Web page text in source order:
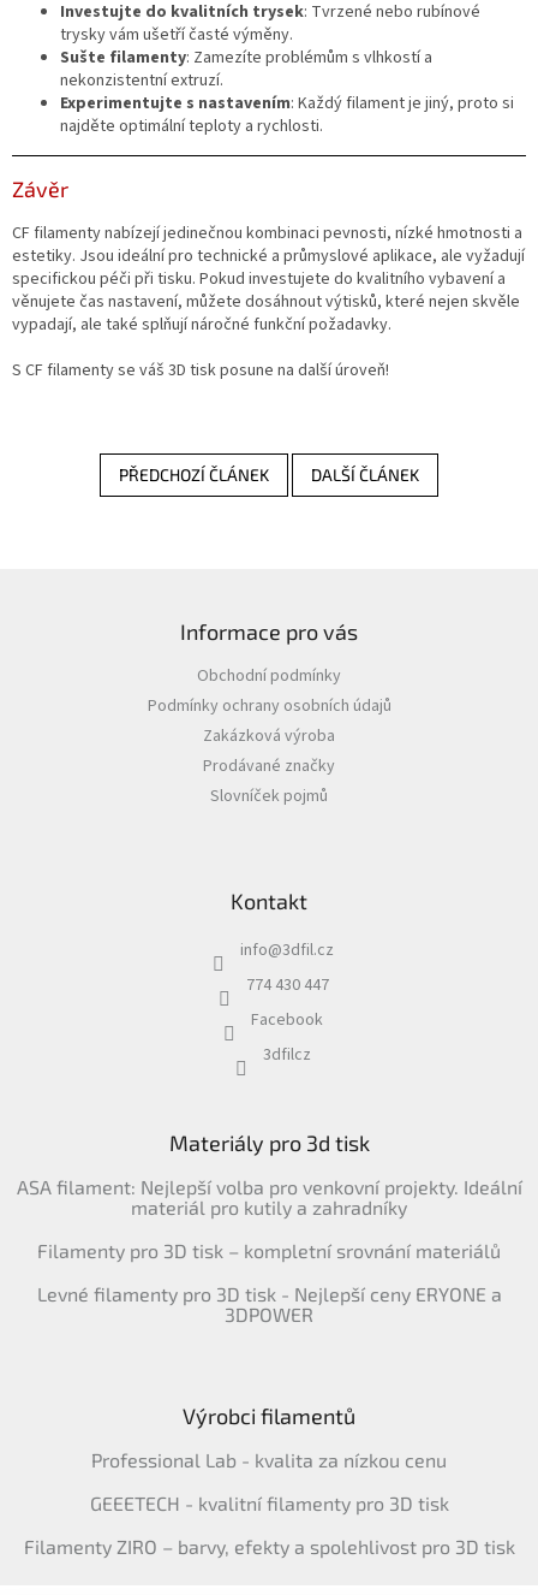
Investujte do kvalitních trysek: Tvrzené nebo rubínové
trysky vám ušetří časté výměny.
Sušte filamenty: Zamezíte problémům s vlhkostí a
nekonzistentní extruzí.
Experimentujte s nastavením: Každý filament je jiný, proto si
najděte optimální teploty a rychlosti.
Závěr
CF filamenty nabízejí jedinečnou kombinaci pevnosti, nízké hmotnosti a
estetiky. Jsou ideální pro technické a průmyslové aplikace, ale vyžadují
specifickou péči při tisku. Pokud investujete do kvalitního vybavení a
věnujete čas nastavení, můžete dosáhnout výtisků, které nejen skvěle
vypadají, ale také splňují náročné funkční požadavky.
S CF filamenty se váš 3D tisk posune na další úroveň!
PŘEDCHOZÍ ČLÁNEK DALŠÍ ČLÁNEK
Informace pro vás
Obchodní podmínky
Podmínky ochrany osobních údajů
Zakázková výroba
Prodávané značky
Slovníček pojmů
Kontakt
info@3dfil.cz
774 430 447
Facebook
3dfilcz
Materiály pro 3d tisk
ASA filament: Nejlepší volba pro venkovní projekty. Ideální
materiál pro kutily a zahradníky
Filamenty pro 3D tisk – kompletní srovnání materiálů
Levné filamenty pro 3D tisk - Nejlepší ceny ERYONE a
3DPOWER
Výrobci filamentů
Professional Lab - kvalita za nízkou cenu
GEEETECH - kvalitní filamenty pro 3D tisk
Filamenty ZIRO – barvy, efekty a spolehlivost pro 3D tisk